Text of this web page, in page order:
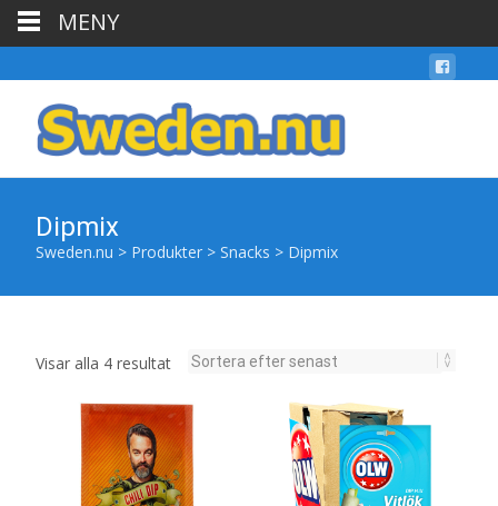
Dipmix
Sweden.nu > Produkter > Snacks > Dipmix
Visar alla 4 resultatSortera
senaste
MENY